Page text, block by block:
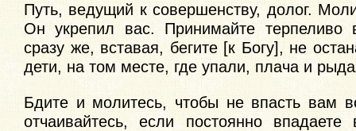
Путь, ведущий к совершенству, долог.
Он укрепил вас. Принимайте
сразу же, вставая, бегите [к Богу], не
дети, на том месте, где упали, плача и
Бдите и молитесь, чтобы не впасть вам
отчаивайтесь, если постоянно